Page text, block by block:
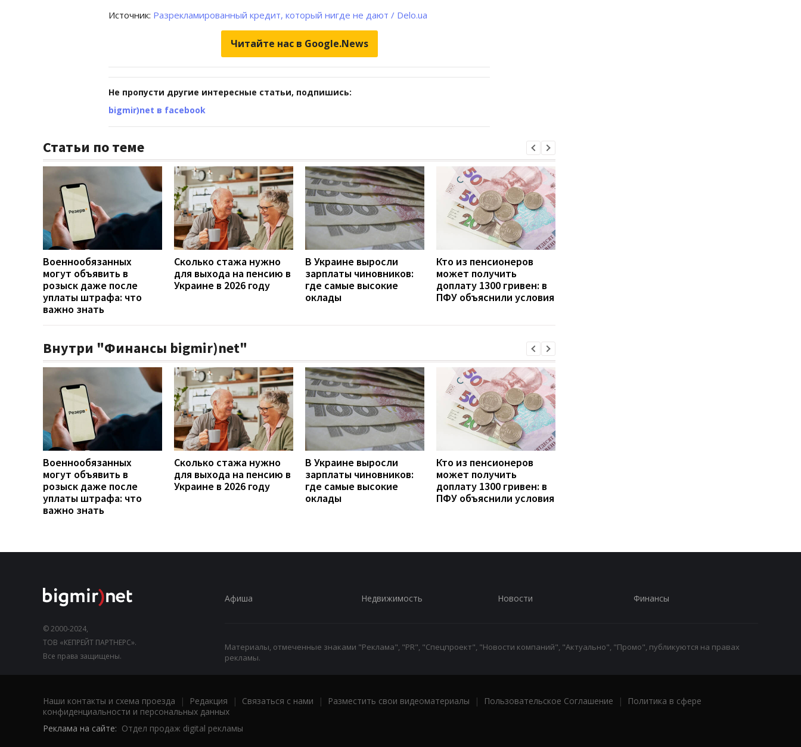
Источник: Разрекламированный кредит, который нигде не дают / Delo.ua
Читайте нас в Google.News
Не пропусти другие интересные статьи, подпишись:
bigmir)net в facebook
Статьи по теме
Военнообязанных
могут объявить в
розыск даже после
уплаты штрафа: что
важно знать
Сколько стажа нужно
для выхода на пенсию в
Украине в 2026 году
В Украине выросли
зарплаты чиновников:
где самые высокие
оклады
Кто из пенсионеров
может получить
доплату 1300 гривен: в
ПФУ объяснили условия
Внутри "Финансы bigmir)net"
Военнообязанных
могут объявить в
розыск даже после
уплаты штрафа: что
важно знать
Сколько стажа нужно
для выхода на пенсию в
Украине в 2026 году
В Украине выросли
зарплаты чиновников:
где самые высокие
оклады
Кто из пенсионеров
может получить
доплату 1300 гривен: в
ПФУ объяснили условия
© 2000-2024,
ТОВ «КЕПРЕЙТ ПАРТНЕРС».
Все права защищены.
Афиша Недвижимость Новости Финансы
Материалы, отмеченные знаками "Реклама", "PR", "Спецпроект", "Новости компаний", "Актуально", "Промо", публикуются на правах
рекламы.
Наши контакты и схема проезда | Редакция | Связаться с нами | Разместить свои видеоматериалы | Пользовательское Соглашение |
Политика в сфере
конфиденциальности и персональных данных
Реклама на сайте: Отдел продаж digital рекламы